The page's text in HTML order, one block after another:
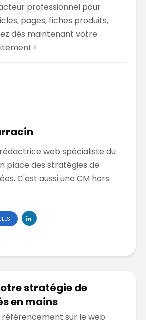
professionnel pour
pages, fiches produits,
dès maintenant votre
!
web spécialiste du
place des stratégies de
C'est aussi une CM hors
stratégie de
en mains
sur le web